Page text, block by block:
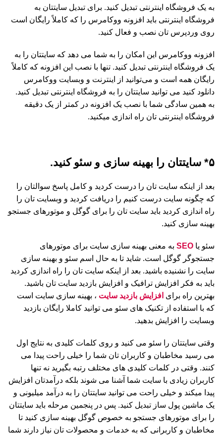
به یک فروشگاه اینترنتی تبدیل کنید. برای تبدیل سایتتان به
فروشگاه اینترنتی باید افزونه ووکامرس را که کاملاً رایگان است
روی وردپرس تان نصب و فعال کنید.
افزونه ووکامرس این امکان را به شما می دهد که سایتتان را به
یک فروشگاه اینترنتی تبدیل کنید. تنها با نصب این افزونه که کاملاً
رایگان همه است و می‌توانید از اینترنت و وبسایت ووکامرس
دانلود کنید می توانید سایتتان را به فروشگاه اینترنتی تبدیل کنید.
به همین سادگی شما با نصب یک افزونه در کمتر از یک دقیقه
فروشگاه اینترنتی تان راه اندازی میکنید.
۵* سایتتان را بهینه سازی و سئو کنید.
بعد از اینکه سایت تان را درست کردید و کامل پاسخ سوالتان را
که چگونه سایت درست کنیم را دریافت کردید و وبسایت تان را
راه اندازی کردید باید سایت تان را برای گوگل و موتورهای جستجو
بهینه سازی کنید.
سئو یا SEO به معنی بهینه سازی سایت برای موتورهای
جستجوگر گوگل است. شاید تا به حال اسم سئو و بهینه سازی
سایت را نشنیده باشید. بعد از اینکه سایت تان را راه اندازی کردید
باید به فکر افزایش ترافیک و افزایش بازدید سایت تان باشید.
بهترین راه برای افزایش بازدید سایت ، بهینه سازی سایت است
که با استفاده از تکنیک های سئو می توانید کاملا رایگان بازدید
وبسایت را افزایش بدهید.
وقتی سایتتان را سئو می کنید و روی کلمات کلیدی به نتایج اول
می رسید مخاطبان و کاربران تان شما را خیلی راحت پیدا می
کنند. وقتی در کلمات کلیدی های مختلف رتبه بگیرید نه تنها
کاربران زیادی با سایت شما آشنا می شوند بلکه درآمدتان افزایش
پیدا میکند و خیلی راحت می توانید سایتتان را به درآمد میلیونی و
یک ماشین پول ساز تبدیل کنید. پس در پنجمین مرحله باید سایتتان
را برای موتورهای جستجو به خصوص گوگل بهینه سازی کنید تا
مخاطبان و کاربرانی که به خدمات و محصولات تان نیاز دارند شما